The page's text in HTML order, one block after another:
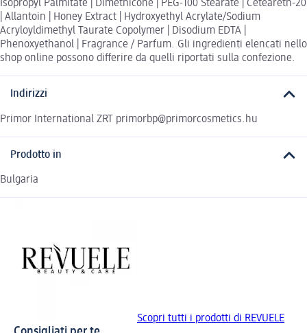
Isopropyl Palmitate | Dimethicone | PEG-100 Stearate | Ceteareth-20
| Allantoin | Honey Extract | Hydroxyethyl Acrylate/Sodium
Acryloyldimethyl Taurate Copolymer | Disodium EDTA |
Phenoxyethanol | Fragrance / Parfum. Gli ingredienti elencati nello
shop online possono differire da quelli riportati sulla confezione.
Indirizzi
Primor International ZRT primorbp@primorcosmetics.hu
Prodotto in
Bulgaria
Scopri tutti i prodotti di REVUELE